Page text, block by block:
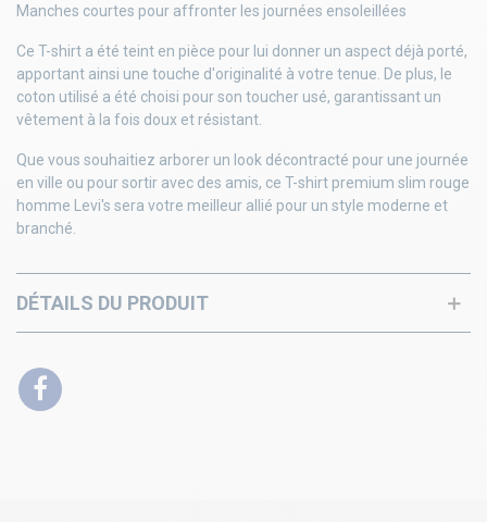
Manches courtes pour affronter les journées ensoleillées
Ce T-shirt a été teint en pièce pour lui donner un aspect déjà porté,
apportant ainsi une touche d'originalité à votre tenue. De plus, le
coton utilisé a été choisi pour son toucher usé, garantissant un
vêtement à la fois doux et résistant.
Que vous souhaitiez arborer un look décontracté pour une journée
en ville ou pour sortir avec des amis, ce T-shirt premium slim rouge
homme Levi's sera votre meilleur allié pour un style moderne et
branché.
DÉTAILS DU PRODUIT